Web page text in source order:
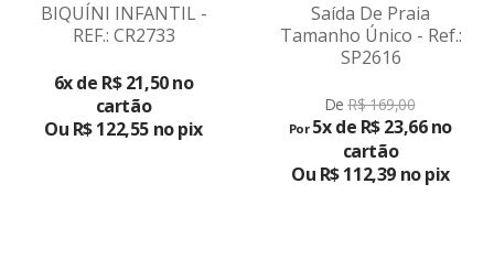
BIQUÍNI INFANTIL -
REF.: CR2733
6x de R$ 21,50 no
cartão
Ou R$ 122,55 no pix
VER
PRODUTO
Saída De Praia
Tamanho Único - Ref.:
SP2616
DeR$ 169,00
Por 5x de R$ 23,66 no
cartão
Ou R$ 112,39 no pix
VER
PRODUTO